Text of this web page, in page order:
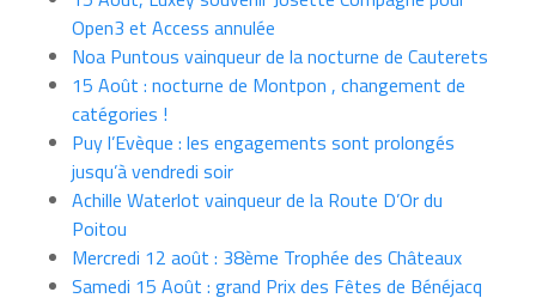
Open3 et Access annulée
Noa Puntous vainqueur de la nocturne de Cauterets
15 Août : nocturne de Montpon , changement de
catégories !
Puy l’Evèque : les engagements sont prolongés
jusqu’à vendredi soir
Achille Waterlot vainqueur de la Route D’Or du
Poitou
Mercredi 12 août : 38ème Trophée des Châteaux
Samedi 15 Août : grand Prix des Fêtes de Bénéjacq